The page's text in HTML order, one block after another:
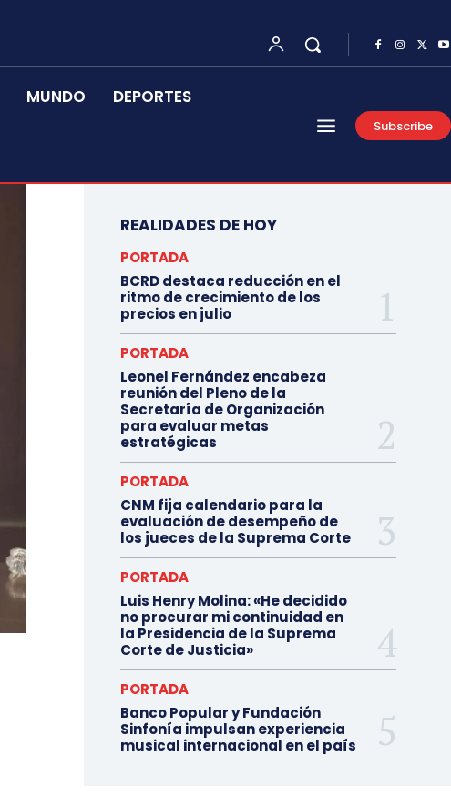
MUNDO DEPORTES
Subscribe
REALIDADES DE HOY
PORTADA
BCRD destaca reducción en el
ritmo de crecimiento de los
precios en julio
PORTADA
Leonel Fernández encabeza
reunión del Pleno de la
Secretaría de Organización
para evaluar metas
estratégicas
PORTADA
CNM fija calendario para la
evaluación de desempeño de
los jueces de la Suprema Corte
PORTADA
Luis Henry Molina: «He decidido
no procurar mi continuidad en
la Presidencia de la Suprema
Corte de Justicia»
PORTADA
Banco Popular y Fundación
Sinfonía impulsan experiencia
musical internacional en el país